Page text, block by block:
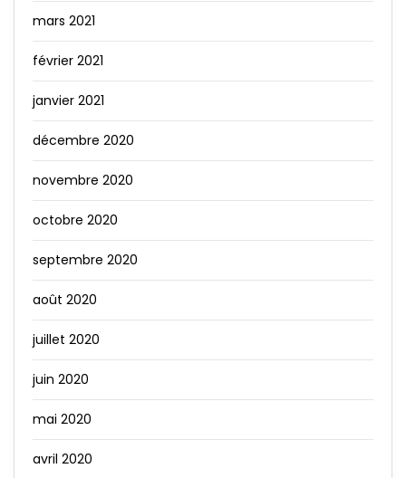
mars 2021
février 2021
janvier 2021
décembre 2020
novembre 2020
octobre 2020
septembre 2020
août 2020
juillet 2020
juin 2020
mai 2020
avril 2020